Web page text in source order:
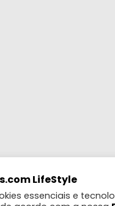
LifeStyle
essenciais e